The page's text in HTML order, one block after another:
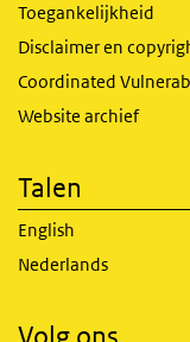
Toegankelijkheid
Disclaimer en
Coordinated
Website archief
Talen
English
Nederlands